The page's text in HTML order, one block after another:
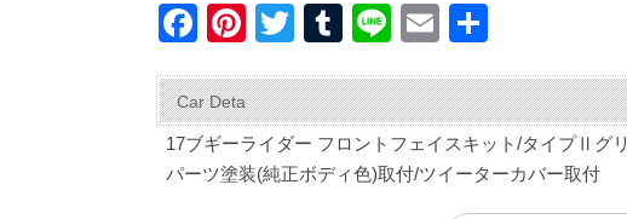
F
c
e
b
Pi
er
e
st
T
tt
er
T
m
bl
r
Li
e
E
ail
Car Deta
17ブギーライダー フロントフェイスキット/タイプⅡグ
パーツ塗装(純正ボディ色)取付/ツイーターカバー取付